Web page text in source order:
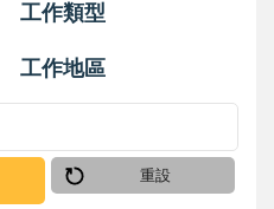
工作類型
工作地區
重設